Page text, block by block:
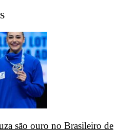
são ouro no Brasileiro de